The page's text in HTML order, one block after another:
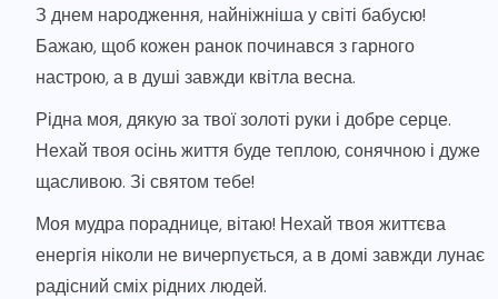
З днем народження, найніжніша у світі бабусю!
Бажаю, щоб кожен ранок починався з гарного
настрою, а в душі завжди квітла весна.
Рідна моя, дякую за твої золоті руки і добре серце.
Нехай твоя осінь життя буде теплою, сонячною і дуже
щасливою. Зі святом тебе!
Моя мудра пораднице, вітаю! Нехай твоя життєва
енергія ніколи не вичерпується, а в домі завжди лунає
радісний сміх рідних людей.